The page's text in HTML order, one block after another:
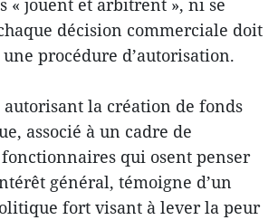
« jouent et arbitrent », ni se
décision commerciale doit
procédure d’autorisation.
la création de fonds
associé à un cadre de
qui osent penser
général, témoigne d’un
fort visant à lever la peur